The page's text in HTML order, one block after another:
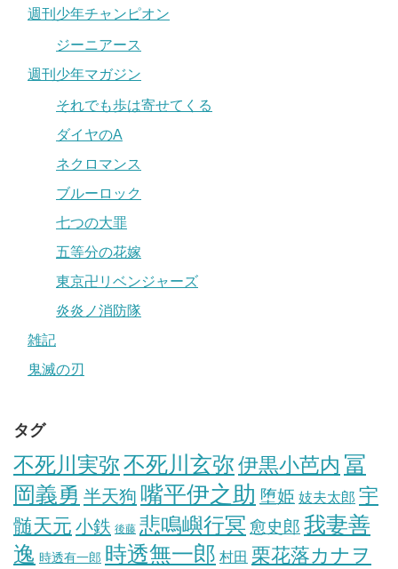
週刊少年チャンピオン
ジーニアース
週刊少年マガジン
それでも歩は寄せてくる
ダイヤのA
ネクロマンス
ブルーロック
七つの大罪
五等分の花嫁
東京卍リベンジャーズ
炎炎ノ消防隊
雑記
鬼滅の刃
タグ
不死川実弥不死川玄弥伊黒小芭内 冨
岡義勇 半天狗 嘴平伊之助 堕姫 妓夫太郎 宇
髄天元 小鉄 後藤 悲鳴嶼行冥 愈史郎 我妻善
逸 時透有一郎 時透無一郎 村田 栗花落カナヲ